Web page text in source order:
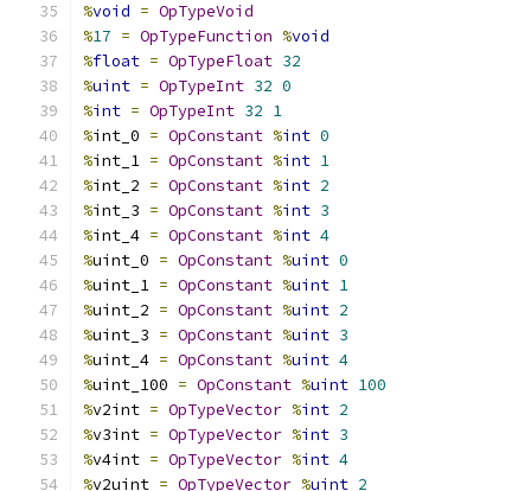
%void = OpTypeVoid
%17 = OpTypeFunction %void
%float = OpTypeFloat 32
%uint = OpTypeInt 32 0
%int = OpTypeInt 32 1
%int_0 = OpConstant %int 0
%int_1 = OpConstant %int 1
%int_2 = OpConstant %int 2
%int_3 = OpConstant %int 3
%int_4 = OpConstant %int 4
%uint_0 = OpConstant %uint 0
%uint_1 = OpConstant %uint 1
%uint_2 = OpConstant %uint 2
%uint_3 = OpConstant %uint 3
%uint_4 = OpConstant %uint 4
%uint_100 = OpConstant %uint 100
%v2int = OpTypeVector %int 2
%v3int = OpTypeVector %int 3
%v4int = OpTypeVector %int 4
%v2uint = OpTypeVector %uint 2